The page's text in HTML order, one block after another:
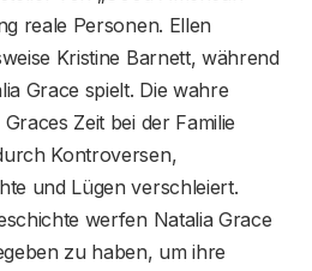
reale Personen. Ellen
Kristine Barnett, während
Grace spielt. Die wahre
Zeit bei der Familie
Kontroversen,
und Lügen verschleiert.
werfen Natalia Grace
zu haben, um ihre